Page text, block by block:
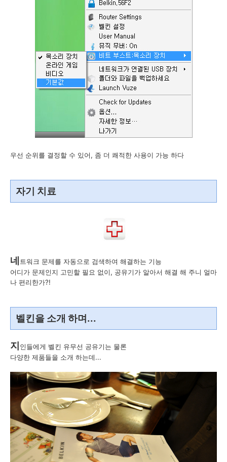
우선 순위를 결정할 수 있어, 좀 더 쾌적한 사용이 가능 하다
자기 치료
네 트워크 문제를 자동으로 검색하여 해결하는 기능
어디가 문제인지 고민할 필요 없이, 공유기가 알아서 해결 해 주니 얼마
나 편리한가?!
벨킨을 소개 하며...
지 인들에게 벨킨 유무선 공유기는 물론
다양한 제품들을 소개 하는데...